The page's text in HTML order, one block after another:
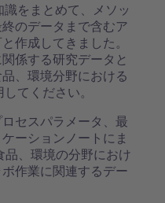
をまとめて、メソッ
のデータまで含むア
作成してきました。
係する研究データと
、環境分野における
てください。
セスパラメータ、最
ーションノートにま
品、環境の分野におけ
作業に関連するデー